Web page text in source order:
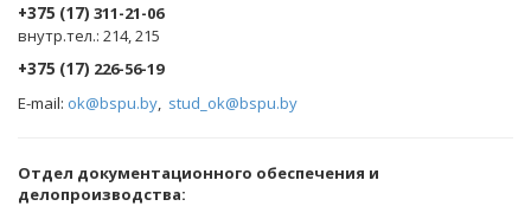
+375 (17) 311-21-06
внутр.тел.: 214, 215
+375 (17) 226-56-19
E-mail: ok@bspu.by, stud_ok@bspu.by
Oтдел документационного обеспечения и
делопроизводства: